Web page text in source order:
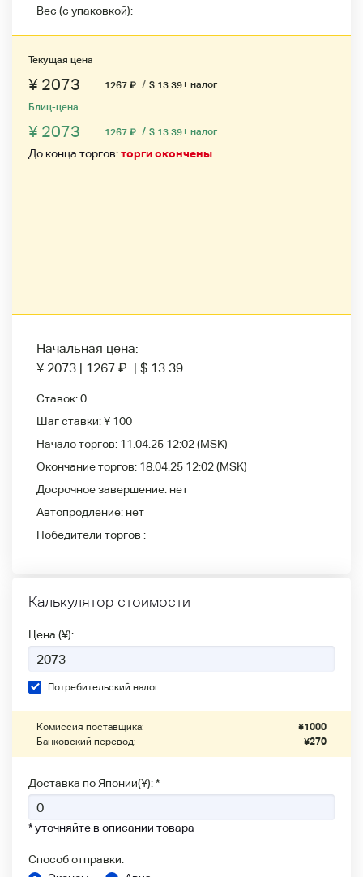
Вес (с упаковкой):
Текущая цена
¥ 2073 1267 ₽. / $ 13.39+ налог
Блиц-цена
¥ 2073 1267 ₽. / $ 13.39+ налог
До конца торгов:торги окончены
Начальная цена:
¥ 2073 | 1267 ₽. | $ 13.39
Ставок:0
Шаг ставки:¥ 100
Начало торгов: 11.04.25 12:02(MSK)
Окончание торгов: 18.04.25 12:02(MSK)
Досрочное завершение: нет
Автопродление: нет
Победители
торгов :—
Калькулятор стоимости
Цена (¥):
Потребительский налог
Комиссия поставщика: ¥1000
Банковский перевод:
¥270
Доставка по Японии(¥): *
* уточняйте в описании товара
Способ отправки: